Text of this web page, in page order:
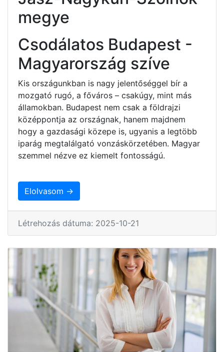
megye
Csodálatos Budapest -
Magyarország szíve
Kis országunkban is nagy jelentőséggel bír a
mozgató rugó, a főváros – csakúgy, mint más
államokban. Budapest nem csak a földrajzi
középpontja az országnak, hanem majdnem
hogy a gazdasági közepe is, ugyanis a legtöbb
iparág megtalálgató vonzáskörzetében. Magyar
szemmel nézve ez kiemelt fontosságú.
Elolvasom →
Létrehozás dátuma: 2025-10-21